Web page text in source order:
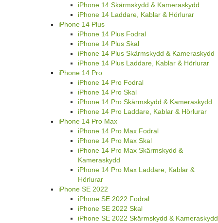
iPhone 14 Skärmskydd & Kameraskydd
iPhone 14 Laddare, Kablar & Hörlurar
iPhone 14 Plus
iPhone 14 Plus Fodral
iPhone 14 Plus Skal
iPhone 14 Plus Skärmskydd & Kameraskydd
iPhone 14 Plus Laddare, Kablar & Hörlurar
iPhone 14 Pro
iPhone 14 Pro Fodral
iPhone 14 Pro Skal
iPhone 14 Pro Skärmskydd & Kameraskydd
iPhone 14 Pro Laddare, Kablar & Hörlurar
iPhone 14 Pro Max
iPhone 14 Pro Max Fodral
iPhone 14 Pro Max Skal
iPhone 14 Pro Max Skärmskydd &
Kameraskydd
iPhone 14 Pro Max Laddare, Kablar &
Hörlurar
iPhone SE 2022
iPhone SE 2022 Fodral
iPhone SE 2022 Skal
iPhone SE 2022 Skärmskydd & Kameraskydd